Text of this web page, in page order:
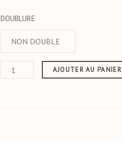
DOUBLURE
AJOUTER AU PANIER